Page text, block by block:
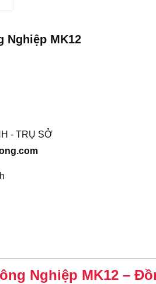
Nghiệp MK12
- TRỤ SỞ
Nghiệp MK12 –